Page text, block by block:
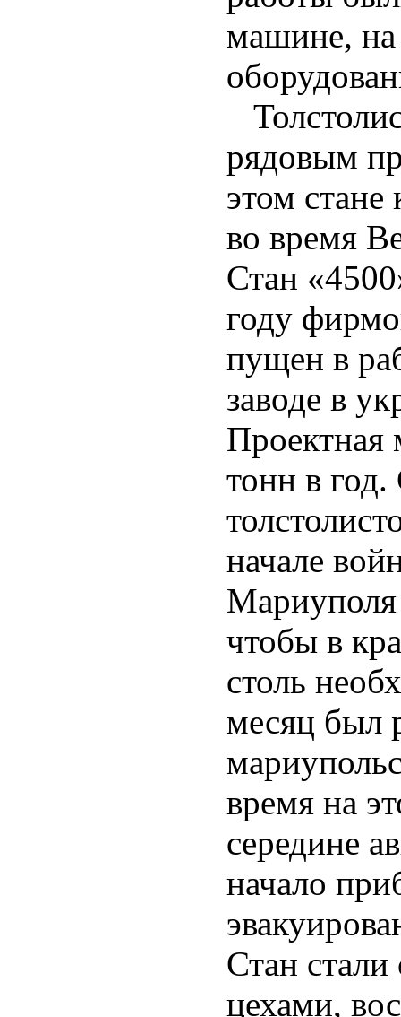
машине, на
рядовым
этом
во время
Стан
году
пущен в
заводе в
Проектная
тонн в
начале
Мариуполя
чтобы в
столь
месяц был
время на
середине
начало
Стан
цехами,